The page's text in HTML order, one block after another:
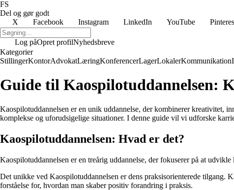
FS
Del og gør godt
X
Facebook Instagram LinkedIn YouTube
Log påOpret profilNyhedsbreve
Kategorier
StillingerKontorAdvokatLæringKonferencerLagerLokalerKommunikation
Guide til Kaospilotuddannelsen:
Kaospilotuddannelsen er en unik uddannelse, der kombinerer kreativitet,
komplekse og uforudsigelige situationer. I denne guide vil vi udforske
Kaospilotuddannelsen: Hvad er det?
Kaospilotuddannelsen er en treårig uddannelse, der fokuserer på at
Det unikke ved Kaospilotuddannelsen er dens praksisorienterede tilgang.
forståelse for, hvordan man skaber positiv forandring i praksis.